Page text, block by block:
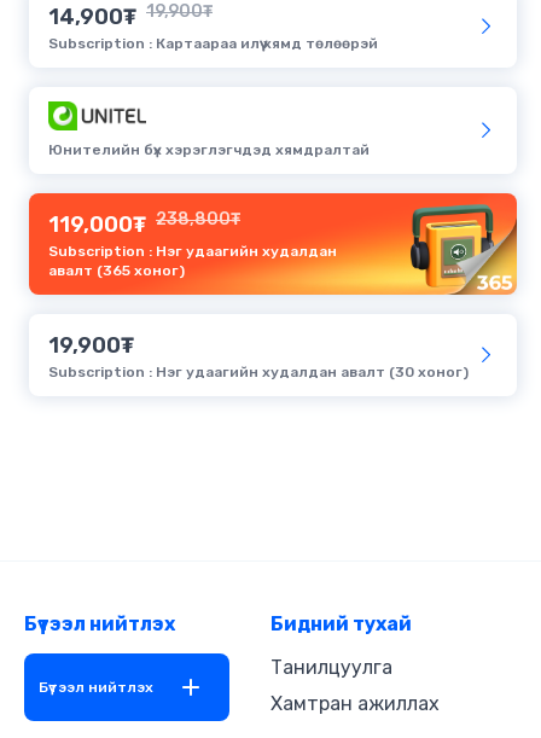
14,900₮ 19,900₮
Subscription : Картаараа илүү хямд төлөөрэй
Юнителийн бүх хэрэглэгчдэд хямдралтай
119,000₮ 238,800₮
Subscription : Нэг удаагийн худалдан
авалт (365 хоног)
19,900₮
Subscription : Нэг удаагийн худалдан авалт (30 хоног)
Бүтээл нийтлэх
Бүтээл нийтлэх
Бидний тухай
Танилцуулга
Хамтран ажиллах